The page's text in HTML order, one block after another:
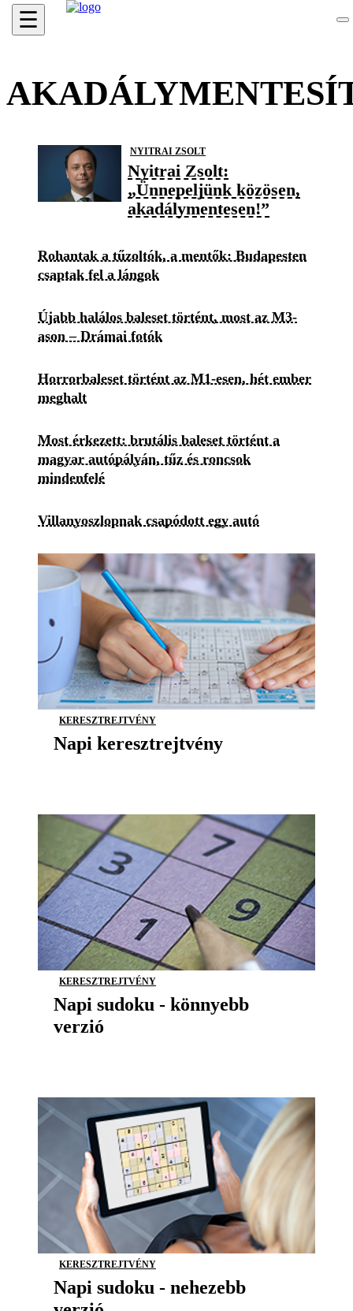
☰
NYITRAI ZSOLT
Nyitrai Zsolt:
„Ünnepeljünk közösen,
akadálymentesen!”
Rohantak a tűzoltók, a mentők: Budapesten
csaptak fel a lángok
Újabb halálos baleset történt, most az M3-
ason – Drámai fotók
Horrorbaleset történt az M1-esen, hét ember
meghalt
Most érkezett: brutális baleset történt a
magyar autópályán, tűz és roncsok
mindenfelé
Villanyoszlopnak csapódott egy autó
KERESZTREJTVÉNY
Napi keresztrejtvény
KERESZTREJTVÉNY
Napi sudoku - könnyebb
verzió
KERESZTREJTVÉNY
Napi sudoku - nehezebb